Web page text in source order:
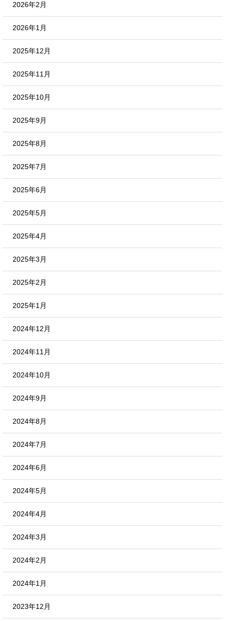
2026年2月
2026年1月
2025年12月
2025年11月
2025年10月
2025年9月
2025年8月
2025年7月
2025年6月
2025年5月
2025年4月
2025年3月
2025年2月
2025年1月
2024年12月
2024年11月
2024年10月
2024年9月
2024年8月
2024年7月
2024年6月
2024年5月
2024年4月
2024年3月
2024年2月
2024年1月
2023年12月